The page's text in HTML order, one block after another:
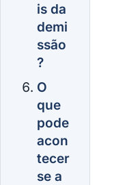
is da
demi
ssão
?
O
que
pode
acon
tecer
se a